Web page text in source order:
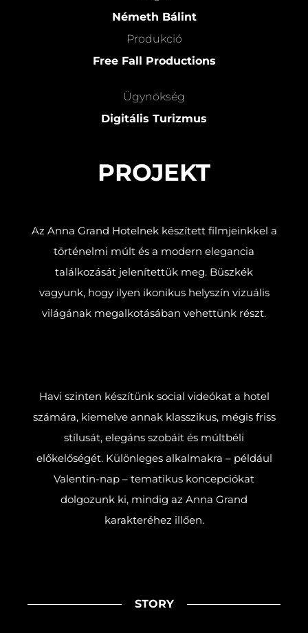
Németh Bálint
Produkció
Free Fall Productions
Ügynökség
Digitális Turizmus
PROJEKT
Az Anna Grand Hotelnek készített filmjeinkkel a
történelmi múlt és a modern elegancia
találkozását jelenítettük meg. Büszkék
vagyunk, hogy ilyen ikonikus helyszín vizuális
világának megalkotásában vehettünk részt.
Havi szinten készítünk social videókat a hotel
számára, kiemelve annak klasszikus, mégis friss
stílusát, elegáns szobáit és múltbéli
előkelőségét. Különleges alkalmakra – például
Valentin-nap – tematikus koncepciókat
dolgozunk ki, mindig az Anna Grand
karakteréhez illően.
STORY